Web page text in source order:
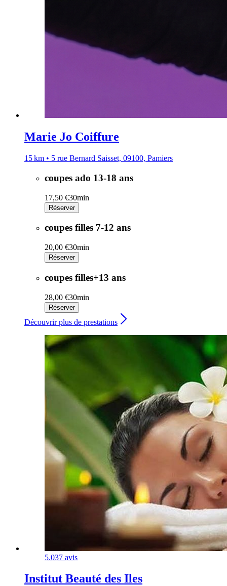
Marie Jo Coiffure
15 km • 5 rue Bernard Saisset, 09100, Pamiers
coupes ado 13-18 ans
17,50 €30min
Réserver
coupes filles 7-12 ans
20,00 €30min
Réserver
coupes filles+13 ans
28,00 €30min
Réserver
Découvrir plus de prestations
5.037 avis
Institut Beauté des Iles